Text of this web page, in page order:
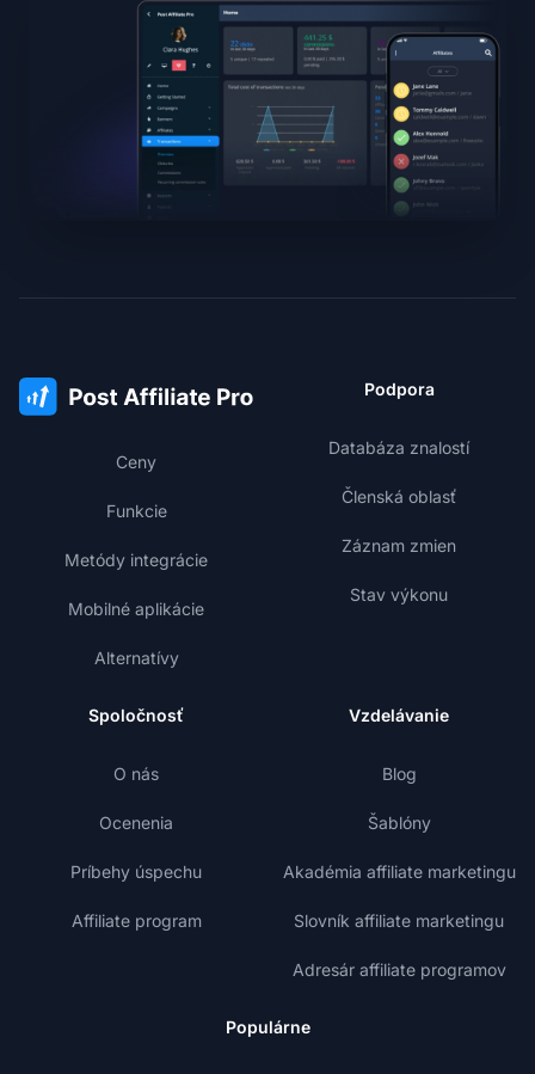
Ceny
Funkcie
Metódy integrácie
Mobilné aplikácie
Alternatívy
Podpora
Databáza znalostí
Členská oblasť
Záznam zmien
Stav výkonu
Spoločnosť
O nás
Ocenenia
Príbehy úspechu
Affiliate program
Vzdelávanie
Blog
Šablóny
Akadémia affiliate marketingu
Slovník affiliate marketingu
Adresár affiliate programov
Populárne